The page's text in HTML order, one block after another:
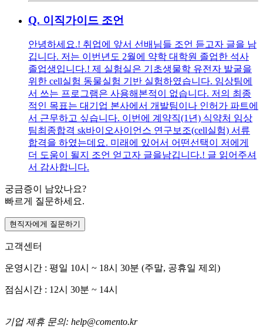
Q. 이직가이드 조언
안녕하세요.! 취업에 앞서 선배님들 조언 듣고자 글을 남
깁니다. 저는 이번년도 2월에 약학 대학원 졸업한 석사
졸업생입니다.! 제 실험실은 기초생물학 유전자 발굴을
위한 cell실험 동물실험 기반 실험하였습니다. 임상팀에
서 쓰는 프로그램은 사용해본적이 없습니다. 저의 최종
적인 목표는 대기업 본사에서 개발팀이나 인허가 파트에
서 근무하고 싶습니다. 이번에 계약직(1년) 식약처 임상
팀최종합격 sk바이오사이언스 연구보조(cell실험) 서류
합격을 하였는데요. 미래에 있어서 어떤선택이 저에게
더 도움이 될지 조언 얻고자 글을남깁니다.! 글 읽어주셔
서 감사합니다.
궁금증이 남았나요?
빠르게 질문하세요.
현직자에게 질문하기
고객센터
운영시간 : 평일 10시 ~ 18시 30분 (주말, 공휴일 제외)
점심시간 : 12시 30분 ~ 14시
기업 제휴 문의: help@comento.kr